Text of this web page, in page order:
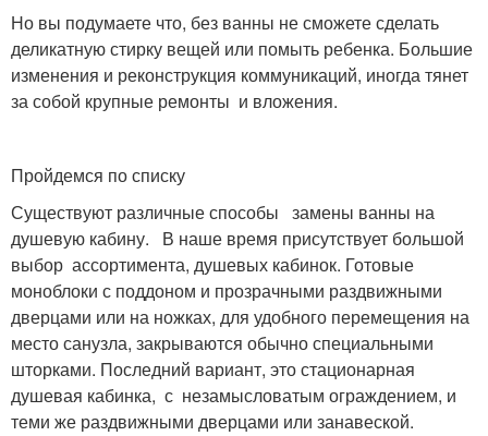
Но вы подумаете что, без ванны не сможете сделать
деликатную стирку вещей или помыть ребенка. Большие
изменения и реконструкция коммуникаций, иногда тянет
за собой крупные ремонты и вложения.
Пройдемся по списку
Существуют различные способы замены ванны на
душевую кабину. В наше время присутствует большой
выбор ассортимента, душевых кабинок. Готовые
моноблоки с поддоном и прозрачными раздвижными
дверцами или на ножках, для удобного перемещения на
место санузла, закрываются обычно специальными
шторками. Последний вариант, это стационарная
душевая кабинка, с незамысловатым ограждением, и
теми же раздвижными дверцами или занавеской.